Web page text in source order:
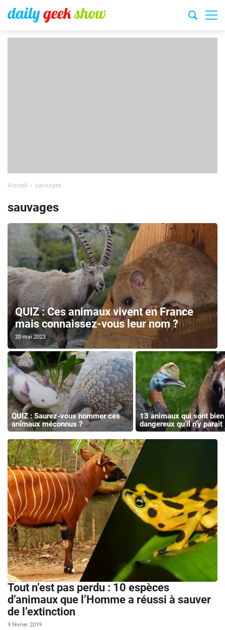
Accueil sauvages
sauvages
QUIZ : Ces animaux vivent en France
mais connaissez-vous leur nom ?
20 mai 2023
QUIZ : Saurez-vous nommer ces
animaux méconnus ?
13 animaux qui sont
dangereux qu’il n’y parait
Tout n’est pas perdu : 10 espèces
d’animaux que l’Homme a réussi à sauver
de l’extinction
9 février 2019